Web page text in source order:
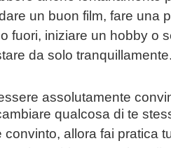
un buon film, fare una
fuori, iniziare un hobby o
da solo
assolutamente
qualcosa di te
allora fai pratica